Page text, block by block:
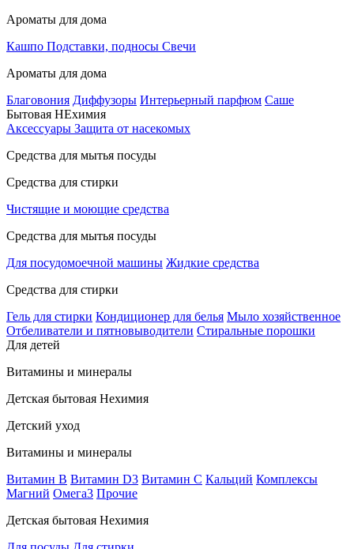
Ароматы для дома
Кашпо Подставки, подносы Свечи
Ароматы для дома
Благовония Диффузоры Интерьерный парфюм Саше
Бытовая НЕхимия
Аксессуары Защита от насекомых
Средства для мытья посуды
Средства для стирки
Чистящие и моющие средства
Средства для мытья посуды
Для посудомоечной машины Жидкие средства
Средства для стирки
Гель для стирки Кондиционер для белья Мыло хозяйственное
Отбеливатели и пятновыводители Стиральные порошки
Для детей
Витамины и минералы
Детская бытовая Нехимия
Детский уход
Витамины и минералы
Витамин В Витамин D3 Витамин С Кальций Комплексы
Магний Омега3 Прочие
Детская бытовая Нехимия